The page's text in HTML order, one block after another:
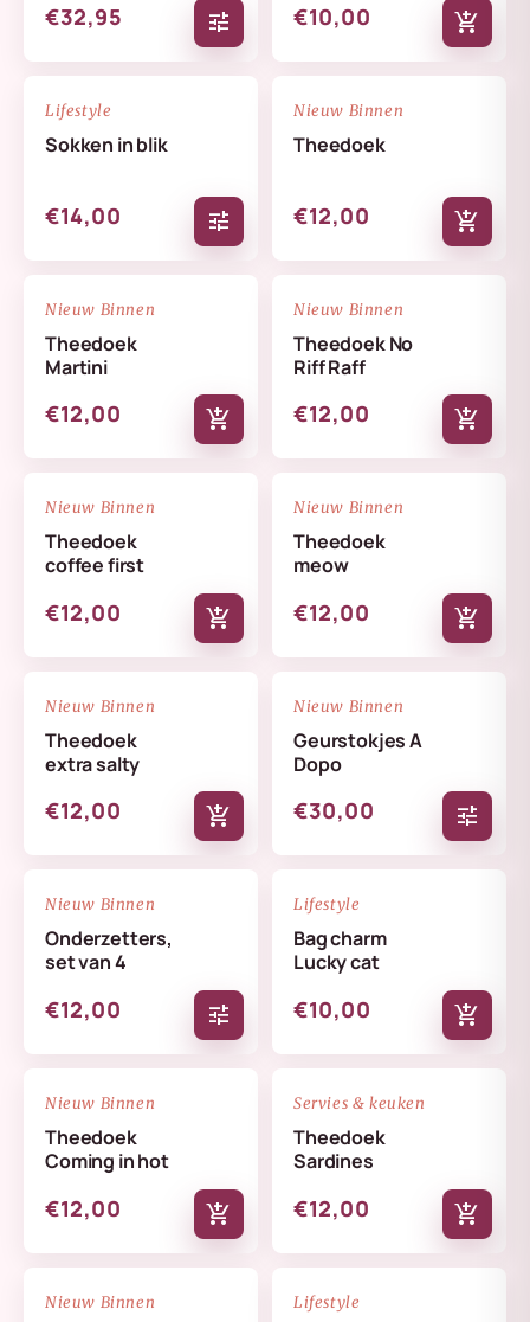
€32,95 tune €10,00 add_shopping_cart
NIEUW
Lifestyle
Sokken in blik
€14,00 tune
NIEUW
Nieuw Binnen
Theedoek
€12,00 add_shopping_cart
NIEUW
Nieuw Binnen
Theedoek
Martini
€12,00 add_shopping_cart
NIEUW
Nieuw Binnen
Theedoek No
Riff Raff
€12,00 add_shopping_cart
NIEUW
Nieuw Binnen
Theedoek
coffee first
€12,00 add_shopping_cart
NIEUW
Nieuw Binnen
Theedoek
meow
€12,00 add_shopping_cart
NIEUW
Nieuw Binnen
Theedoek
extra salty
€12,00 add_shopping_cart
NIEUW
Nieuw Binnen
Geurstokjes A
Dopo
€30,00 tune
NIEUW
Nieuw Binnen
Onderzetters,
set van 4
€12,00 tune
NIEUW
Lifestyle
Bag charm
Lucky cat
€10,00 add_shopping_cart
NIEUW
Nieuw Binnen
Theedoek
Coming in hot
€12,00 add_shopping_cart
NIEUW
Servies & keuken
Theedoek
Sardines
€12,00 add_shopping_cart
NIEUW
Nieuw Binnen NIEUW
Lifestyle